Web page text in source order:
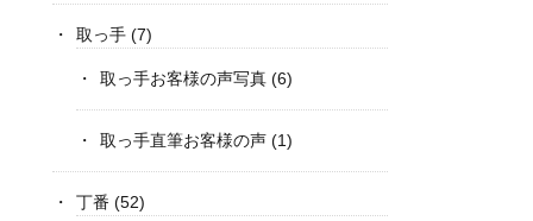
取っ手(7)
取っ手お客様の声写真(6)
取っ手直筆お客様の声(1)
丁番 (52)